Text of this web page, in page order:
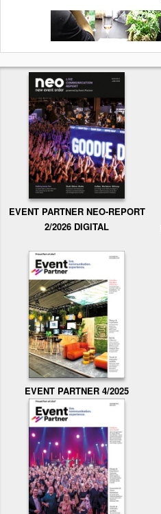
EVENT PARTNER NEO-REPORT
2/2026 DIGITAL
EVENT PARTNER 4/2025